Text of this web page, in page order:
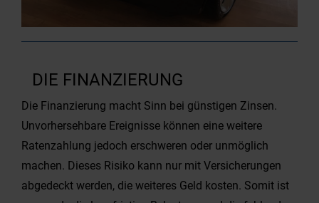
DIE FINANZIERUNG
Die Finanzierung macht Sinn bei günstigen Zinsen.
Unvorhersehbare Ereignisse können eine weitere
Ratenzahlung jedoch erschweren oder unmöglich
machen. Dieses Risiko kann nur mit Versicherungen
abgedeckt werden, die weiteres Geld kosten. Somit ist